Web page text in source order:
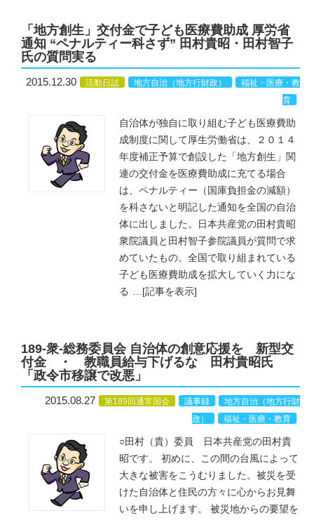
「地方創生」交付金で子ども医療費助成 厚労省
通知 “ペナルティー科さず” 田村貴昭・田村智子
氏の質問実る
2015.12.30 活動日誌 地方自治（地方行財政）
福祉・医療・教
育
自治体が独自に取り組む子ども医療費助
成制度に関して厚生労働省は、２０１４
年度補正予算で創設した「地方創生」関
連の交付金を医療費助成に充てる場合
は、ペナルティー（国庫負担金の減額）
を科さないと明記した通知を全国の自治
体に出しました。日本共産党の田村貴昭
衆院議員と田村智子参院議員が質問で求
めていたもの。全国で取り組まれている
子ども医療費助成を拡大していく力にな
る … [記事を表示]
189-衆-総務委員会 自治体の創意応援を 新型交
付金 ・ 教職員給与下げるな 田村貴昭氏
「政令市移譲で改悪」
2015.08.27 第189回通常国会 議事録
地方自治（地方行財
政）
福祉・医療・教育
○田村（貴）委員 日本共産党の田村貴
昭です。 初めに、この間の台風によって
大きな被害をこうむりました。被災を受
けた自治体と住民の方々に心からお見舞
いを申し上げます。 被災地からの要望を